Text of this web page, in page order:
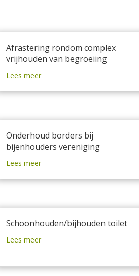
Afrastering rondom complex
vrijhouden van begroeiing
Lees meer
Onderhoud borders bij
bijenhouders vereniging
Lees meer
Schoonhouden/bijhouden toilet
Lees meer